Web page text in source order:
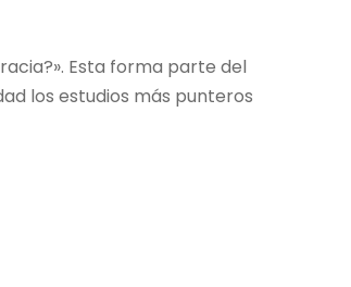
Esta forma parte del
los estudios más punteros